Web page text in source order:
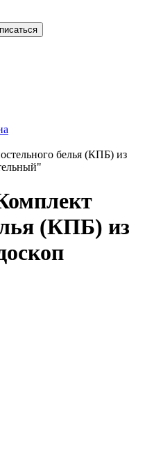
белья (КПБ) из
(КПБ) из